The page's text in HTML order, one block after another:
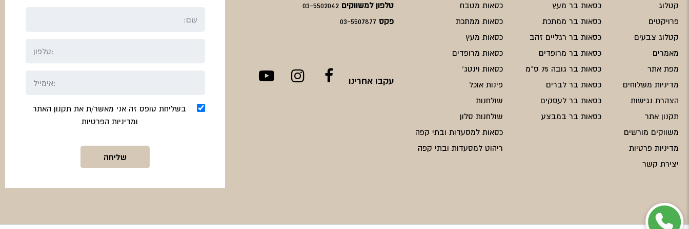
קטלוג
פרויקטים
קטלוג צבעים
מאמרים
מפת אתר
מדיניות משלוחים
הצהרת נגישות
תקנון אתר
משווקים מורשים
מדיניות פרטיות
יצירת קשר
כסאות בר מעץ
כסאות בר ממתכת
כסאות בר רגליים זהב
כסאות בר מרופדים
כסאות בר גובה 75 ס"מ
כסאות בר לברים
כסאות בר לעסקים
כסאות בר במבצע
כסאות מטבח
כסאות ממתכת
כסאות מעץ
כסאות מרופדים
כסאות וינטג'
פינות אוכל
שולחנות
שולחנות סלון
כסאות למסעדות ובתי קפה
ריהוט למסעדות ובתי קפה
טלפון למשווקים 03-5502042
פקס03-5507877
עקבו אחרינו
בשליחת טופס זה אני מאשר/ת את תקנון האתר
ומדיניות הפרטיות